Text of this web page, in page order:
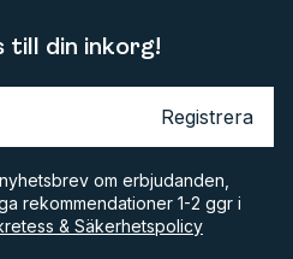
till din inkorg!
Registrera
om erbjudanden,
rekommendationer 1-2 ggr i
& Säkerhetspolicy